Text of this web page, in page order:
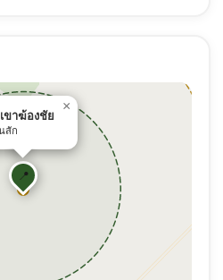
📍
ขาฆ้องชัย
สัก
×